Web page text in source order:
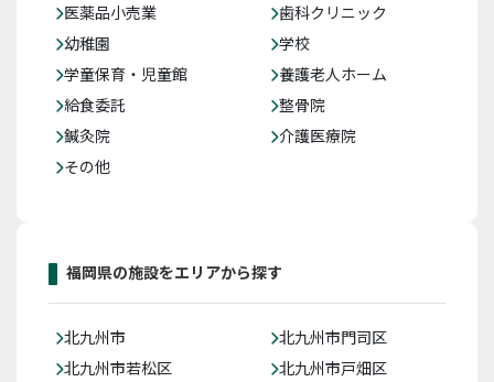
医薬品小売業
歯科クリニック
幼稚園
学校
学童保育・児童館
養護老人ホーム
給食委託
整骨院
鍼灸院
介護医療院
その他
福岡県の施設をエリアから探す
北九州市
北九州市門司区
北九州市若松区
北九州市戸畑区